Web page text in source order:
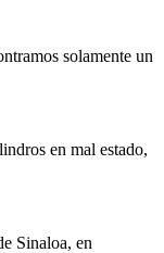
solamente un
en mal estado,
Sinaloa, en